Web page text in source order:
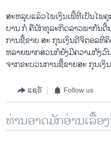
ສະຫລຸບແລ້ວໄພເງິນເພີ້ທີ່ເປັນໄພ
ບານ ກໍ ຄືນັກທຸລະກິດລາວພາກັນ
ການຊື້ຂາຍ ສະ ກຸນເງິນດີຈິຕອລທີ່
ຫລາຍພາກສ່ວນກໍຍັງມີຄວາມກັງວົ
ຈາກຂະບວນການຊື້ຂາຍສະ ກຸນເ
ແຊຣ໌ Follow us
ທ່ານອາດມັກອ່ານເລື້ອ